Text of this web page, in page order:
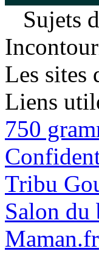
Sujets
Les sites
Liens
750
Tribu
Salon
Maman.fr